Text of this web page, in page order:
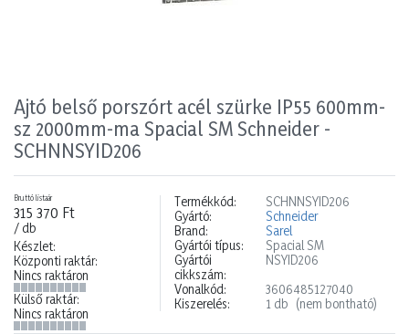
Ajtó belső porszórt acél szürke IP55 600mm-
sz 2000mm-ma Spacial SM Schneider -
SCHNNSYID206
Bruttó listaár
315 370 Ft
/ db
Készlet:
Központi raktár:
Nincs raktáron
Külső raktár:
Nincs raktáron
Termékkód:
SCHNNSYID206
Gyártó:
Schneider
Brand:
Sarel
Gyártói típus:
Spacial SM
Gyártói
cikkszám:
NSYID206
Vonalkód:
3606485127040
Kiszerelés:
1 db (nem bontható)